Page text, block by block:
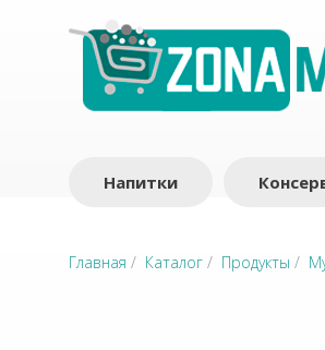
Напитки
Главная / Каталог / Продукты /